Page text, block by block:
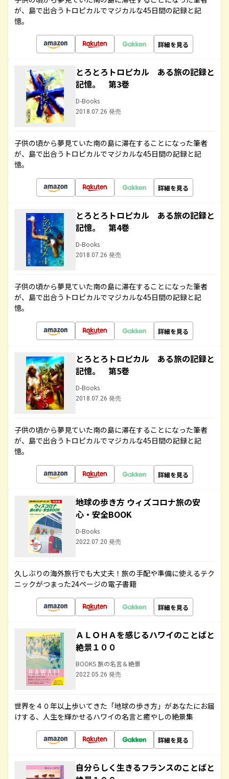
が、島で出合うトロピカルでマジカルな45日間の記録と記
憶。
詳細を見る
とろとろトロピカル ある旅の記録と
記憶。 第3巻
D-Books
2018.07.26 発売
子供の頃から夢見ていた南の島に滞在することになった筆者
が、島で出合うトロピカルでマジカルな45日間の記録と記
憶。
詳細を見る
とろとろトロピカル ある旅の記録と
記憶。 第4巻
D-Books
2018.07.26 発売
子供の頃から夢見ていた南の島に滞在することになった筆者
が、島で出合うトロピカルでマジカルな45日間の記録と記
憶。
詳細を見る
とろとろトロピカル ある旅の記録と
記憶。 第5巻
D-Books
2018.07.26 発売
子供の頃から夢見ていた南の島に滞在することになった筆者
が、島で出合うトロピカルでマジカルな45日間の記録と記
憶。
詳細を見る
地球の歩き方 ウィズコロナ旅の安
心・安全BOOK
D-Books
2022.07.20 発売
久しぶりの海外旅行でも大丈夫！旅の手配や準備に使えるテク
ニックがつまった24ページの電子書籍
詳細を見る
ＡＬＯＨＡを感じるハワイのことばと
絶景１００
BOOKS 旅の名言＆絶景
2022.05.26 発売
世界を４０年以上歩いてきた「地球の歩き方」があなたにお届
けする、人生を輝かせるハワイの名言と癒やしの絶景集
詳細を見る
自分らしく生きるフランスのことばと